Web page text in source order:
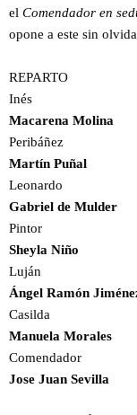
el Comendador en
opone a este sin
REPARTO
Inés
Macarena Molina
Peribáñez
Martín Puñal
Leonardo
Gabriel de Mulder
Pintor
Sheyla Niño
Luján
Ángel Ramón
Casilda
Manuela Morales
Comendador
Jose Juan Sevilla